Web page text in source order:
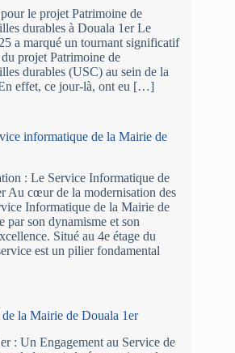
le projet Patrimoine de
durables à Douala 1er Le
a marqué un tournant significatif
projet Patrimoine de
durables (USC) au sein de la
effet, ce jour-là, ont eu […]
informatique de la Mairie de
: Le Service Informatique de
Au cœur de la modernisation des
Informatique de la Mairie de
par son dynamisme et son
Situé au 4e étage du
est un pilier fondamental
la Mairie de Douala 1er
: Un Engagement au Service de